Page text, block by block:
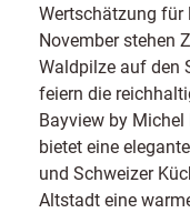
Wertschätzung für
November stehen
Waldpilze auf den
feiern die
Bayview by
bietet eine
und Schweizer
Altstadt eine